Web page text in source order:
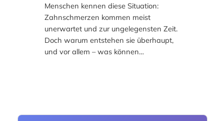
Menschen kennen diese Situation:
Zahnschmerzen kommen meist
unerwartet und zur ungelegensten Zeit.
Doch warum entstehen sie überhaupt,
und vor allem – was können…